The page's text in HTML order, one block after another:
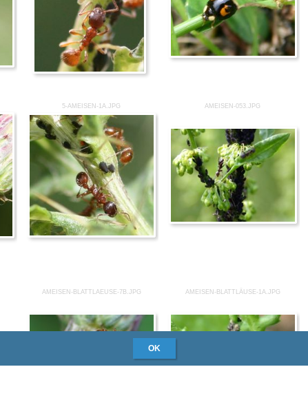
5-AMEISEN-1A.JPG AMEISEN-053.JPG
AMEISEN-BLATTLAEUSE-7B.JPG AMEISEN-BLATTLÄUSE-1A.JPG
OK